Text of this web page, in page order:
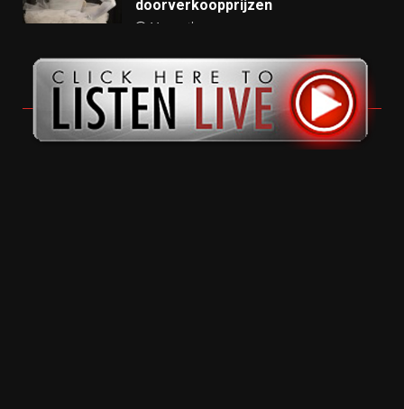
doorverkoopprijzen
11 months ago